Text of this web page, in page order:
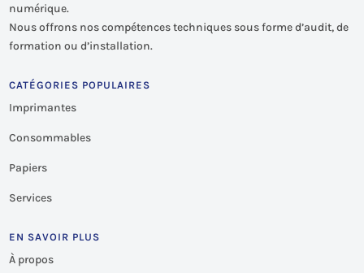
numérique.
Nous offrons nos compétences techniques sous forme d’audit, de
formation ou d’installation.
CATÉGORIES POPULAIRES
Imprimantes
Consommables
Papiers
Services
EN SAVOIR PLUS
À propos